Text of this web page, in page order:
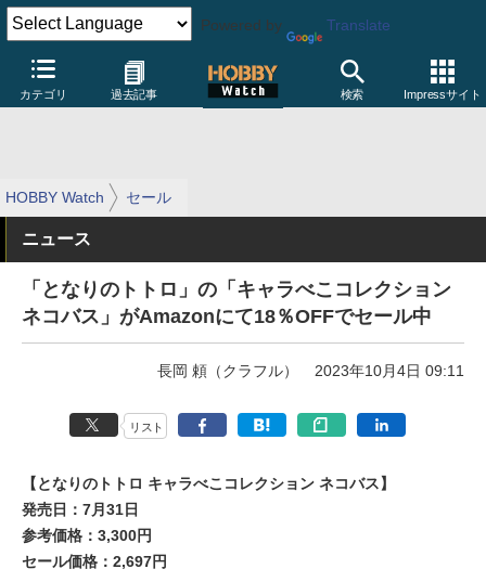
Powered by Translate
カテゴリ 過去記事 検索 Impressサイト
HOBBY Watch セール
ニュース
「となりのトトロ」の「キャラべこコレクション
ネコバス」がAmazonにて18％OFFでセール中
長岡 頼（クラフル） 2023年10月4日 09:11
リスト
【となりのトトロ キャラべこコレクション ネコバス】
発売日：7月31日
参考価格：3,300円
セール価格：2,697円